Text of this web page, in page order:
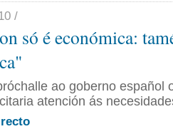
/
só é económica:
ao goberno español
atención ás